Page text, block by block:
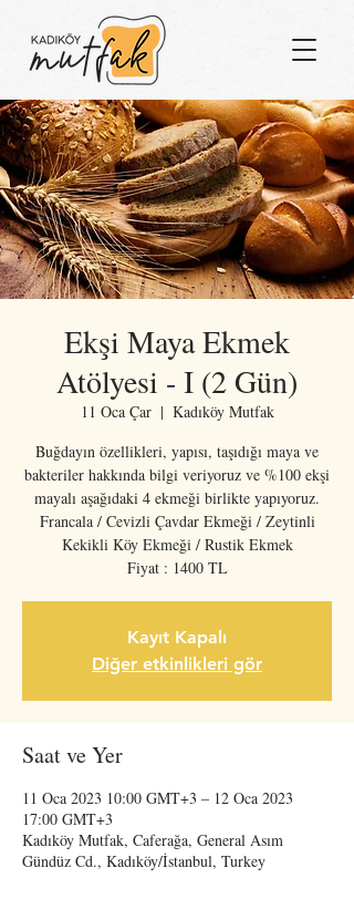
Ekşi Maya Ekmek
Atölyesi - I (2 Gün)
11 Oca Çar
  |
Kadıköy Mutfak
Buğdayın özellikleri, yapısı, taşıdığı maya ve
bakteriler hakkında bilgi veriyoruz ve %100 ekşi
mayalı aşağıdaki 4 ekmeği birlikte yapıyoruz.
Francala / Cevizli Çavdar Ekmeği / Zeytinli
Kekikli Köy Ekmeği / Rustik Ekmek
Fiyat : 1400 TL
Kayıt Kapalı
Diğer etkinlikleri gör
Saat ve Yer
11 Oca 2023 10:00 GMT+3 – 12 Oca 2023
17:00 GMT+3
Kadıköy Mutfak, Caferağa, General Asım
Gündüz Cd., Kadıköy/İstanbul, Turkey